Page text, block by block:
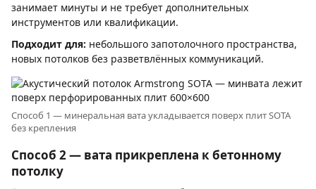
занимает минуты и не требует дополнительных
инструментов или квалификации.
Подходит для: небольшого запотолочного пространства,
новых потолков без разветвлённых коммуникаций.
Способ 1 — минеральная вата укладывается поверх плит SOTA
без крепления
Способ 2 — вата прикреплена к бетонному
потолку